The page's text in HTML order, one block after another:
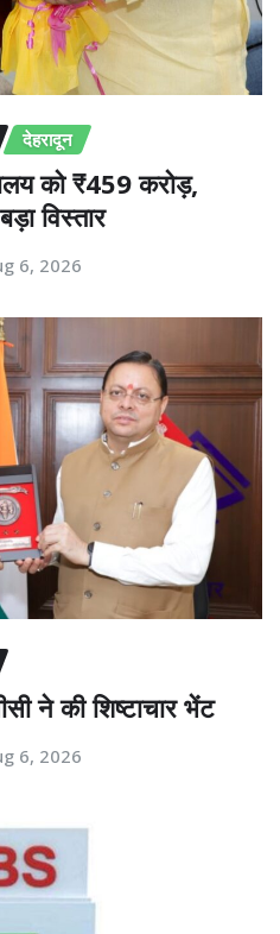
देहरादून
को ₹459 करोड़,
विस्तार
6, 2026
ने की शिष्टाचार भेंट
6, 2026